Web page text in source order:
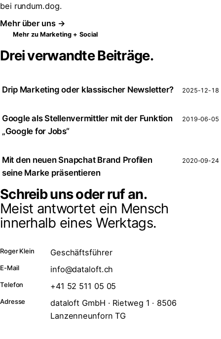
bei rundum.dog.
Mehr über uns →
Mehr zu Marketing + Social
Drei verwandte Beiträge.
Drip Marketing oder klassischer Newsletter? 2025-12-18
Google als Stellenvermittler mit der Funktion
„Google for Jobs“
2019-06-05
Mit den neuen Snapchat Brand Profilen
seine Marke präsentieren
2020-09-24
Schreib uns oder ruf an.
Meist antwortet ein Mensch
innerhalb eines Werktags.
Roger Klein Geschäftsführer
E-Mail info@dataloft.ch
Telefon +41 52 511 05 05
Adresse
dataloft GmbH · Rietweg 1 · 8506
Lanzenneunforn TG